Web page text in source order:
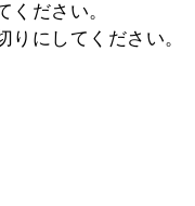
ださい。
にしてください。